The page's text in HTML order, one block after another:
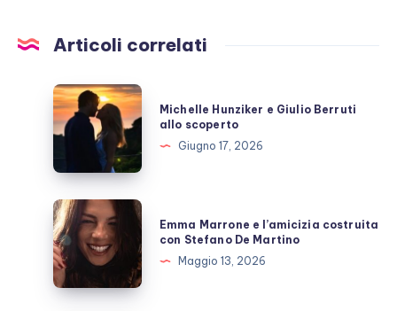
Articoli correlati
Michelle
Hunziker
e
Berruti
allo
scoperto
Michelle Hunziker e Giulio Berruti
allo scoperto
Giugno 17, 2026
Emma
Marrone
e
l’amicizia
costruita
Emma Marrone e l’amicizia costruita
con Stefano De Martino
Maggio 13, 2026